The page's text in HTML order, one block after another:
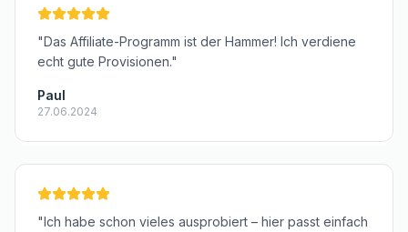
"Das Affiliate-Programm ist der Hammer! Ich verdiene
echt gute Provisionen."
Paul
27.06.2024
"Ich habe schon vieles ausprobiert – hier passt einfach